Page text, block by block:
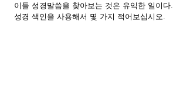
이들 성경말씀을 찾아보는 것은 유익한 일이다.
성경 색인을 사용해서 몇 가지 적어보십시오.